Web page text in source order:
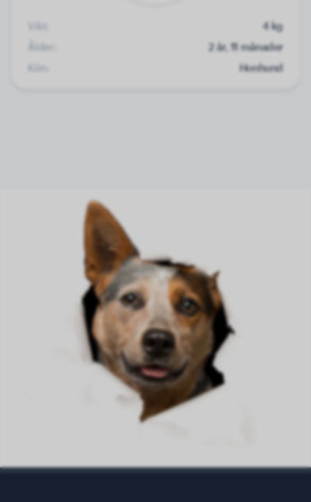
Vikt:
4 kg
Ålder:
2 år, 11 månader
Kön:
Honhund